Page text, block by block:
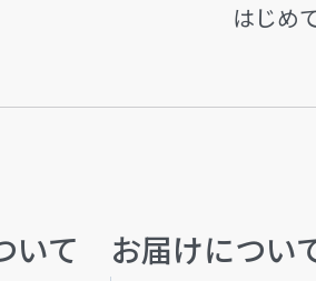
はじめ
いて お届けについ